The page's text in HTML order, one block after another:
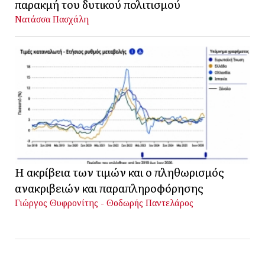
παρακμή του δυτικού πολιτισμού
Νατάσσα Πασχάλη
Η ακρίβεια των τιμών και ο πληθωρισμός
ανακριβειών και παραπληροφόρησης
Γιώργος Θυφρονίτης - Θοδωρής Παντελάρος